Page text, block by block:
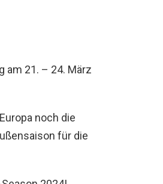
am 21. – 24. März
noch die
für die